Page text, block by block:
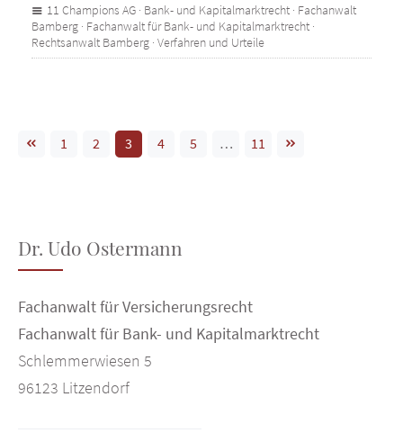
11 Champions AG · Bank- und Kapitalmarktrecht · Fachanwalt
Bamberg · Fachanwalt für Bank- und Kapitalmarktrecht ·
Rechtsanwalt Bamberg · Verfahren und Urteile
1 2 3 4 5 … 11
Dr. Udo Ostermann
Fachanwalt für Versicherungsrecht
Fachanwalt für Bank- und Kapitalmarktrecht
Schlemmerwiesen 5
96123 Litzendorf